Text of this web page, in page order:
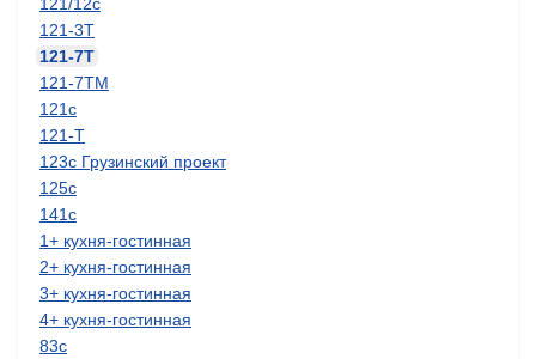
121-3Т
121-7Т
121-7ТМ
121с
121-Т
123с Грузинский проект
125с
141с
1+ кухня-гостинная
2+ кухня-гостинная
3+ кухня-гостинная
4+ кухня-гостинная
83с